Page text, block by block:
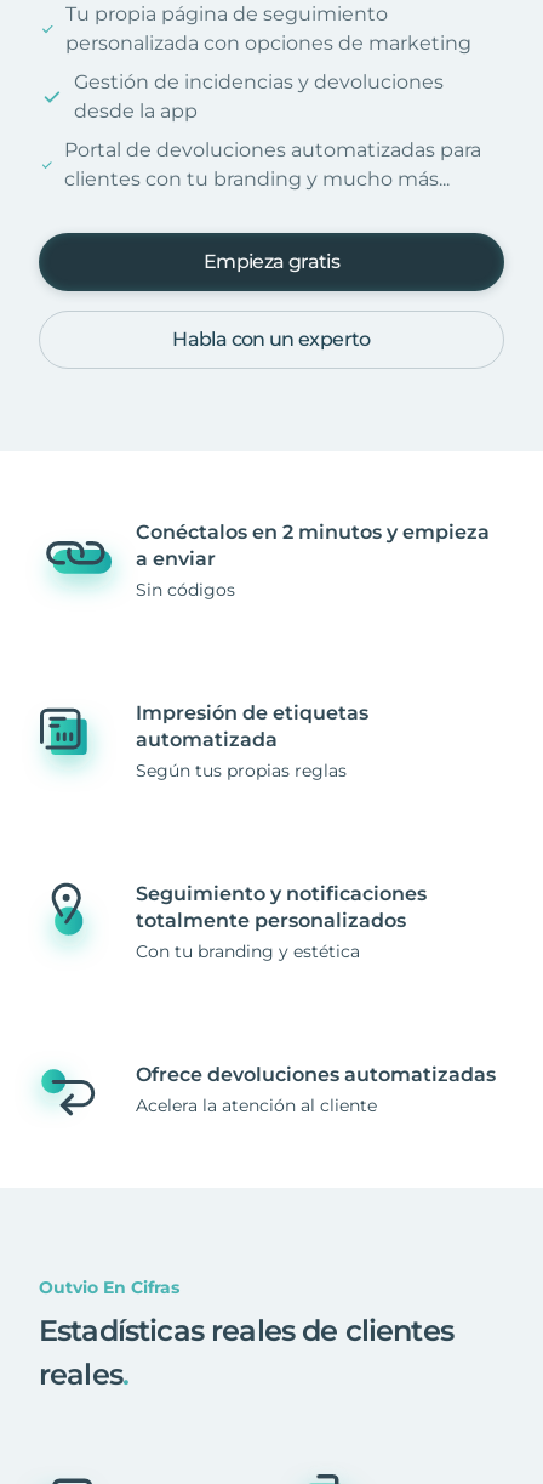
Tu propia página de seguimiento
personalizada con opciones de marketing
Gestión de incidencias y devoluciones
desde la app
Portal de devoluciones automatizadas para
clientes con tu branding y mucho más...
Empieza gratis
Habla con un experto
Conéctalos en 2 minutos y empieza
a enviar
Sin códigos
Impresión de etiquetas
automatizada
Según tus propias reglas
Seguimiento y notificaciones
totalmente personalizados
Con tu branding y estética
Ofrece devoluciones automatizadas
Acelera la atención al cliente
Outvio En Cifras
Estadísticas reales de clientes
reales.